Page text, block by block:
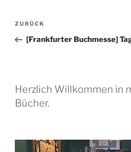
Beitragsnavigation
Vorheriger
Beitrag
ZURÜCK
[Frankfurter Buchmesse]
Herzlich Willkommen in
Bücher.